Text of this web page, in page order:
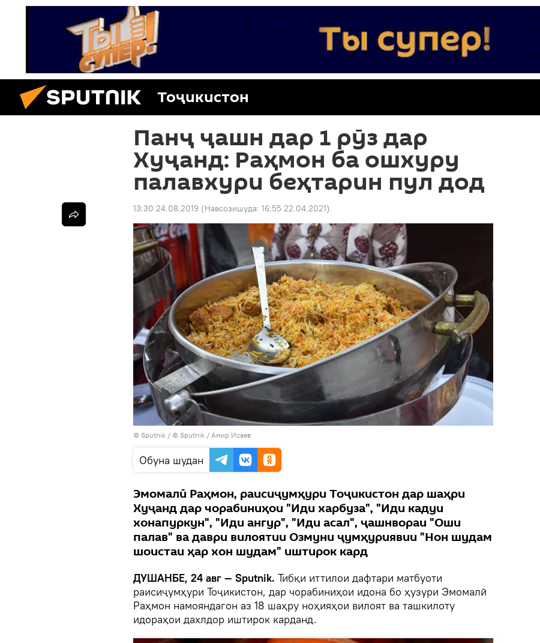
Тоҷикистон
Панҷ ҷашн дар 1 рӯз дар
Хуҷанд: Раҳмон ба ошхуру
палавхури беҳтарин пул дод
13:30 24.08.2019 (Навсозишуда: 16:55 22.04.2021)
© Sputnik / © Sputnik / Амир Исаев
Обуна шудан
Эмомалӣ Раҳмон, раисиҷумҳури Тоҷикистон дар шаҳри
Хуҷанд дар чорабиниҳои "Иди харбуза", "Иди кадуи
хонапуркун", "Иди ангур", "Иди асал", ҷашнвораи "Оши
палав" ва даври вилоятии Озмуни ҷумҳуриявии "Нон шудам
шоистаи ҳар хон шудам" иштирок кард
ДУШАНБЕ, 24 авг — Sputnik. Тибқи иттилои дафтари матбуоти
раисиҷумҳури Тоҷикистон, дар чорабиниҳои идона бо ҳузури Эмомалӣ
Раҳмон намояндагон аз 18 шаҳру ноҳияҳои вилоят ва ташкилоту
идораҳои дахлдор иштирок карданд.